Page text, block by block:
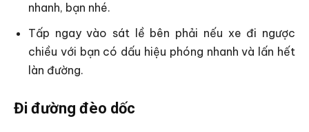
nhanh, bạn nhé.
Tấp ngay vào sát lề bên phải nếu xe đi ngược
chiều với bạn có dấu hiệu phóng nhanh và lấn hết
làn đường.
Đi đường đèo dốc